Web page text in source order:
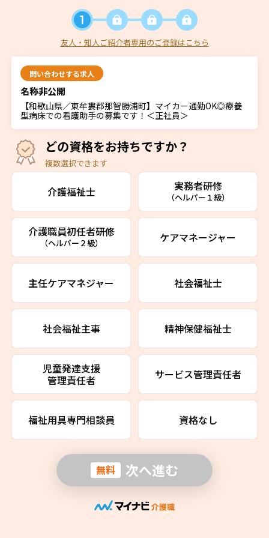
友人・知人ご紹介者専用のご登録はこちら
問い合わせする求人
名称非公開
【和歌山県／東牟婁郡那智勝浦町】マイカー通勤OK◎療養
型病床での看護助手の募集です！＜正社員＞
どの資格をお持ちですか？
複数選択できます
介護福祉士 実務者研修
（ヘルパー１級）
介護職員初任者研修
（ヘルパー２級） ケアマネージャー
主任ケアマネジャー 社会福祉士
社会福祉主事 精神保健福祉士
児童発達支援
管理責任者
サービス管理責任者
福祉用具専門相談員 資格なし
無料 次へ進む